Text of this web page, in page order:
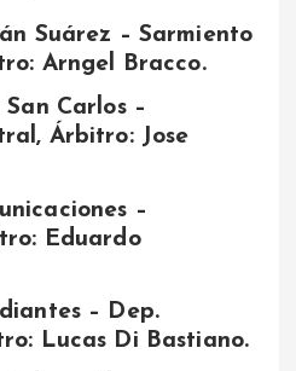
Suárez – Sarmiento
Arngel Bracco.
San Carlos –
Árbitro: Jose
–
Eduardo
– Dep.
Lucas Di Bastiano.